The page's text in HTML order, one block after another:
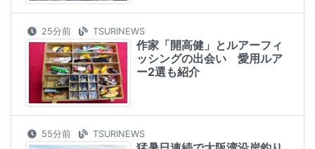
25分前 TSURINEWS
作家「開高健」とルアーフィ
ッシングの出会い 愛用ルア
ー2選も紹介
55分前 TSURINEWS